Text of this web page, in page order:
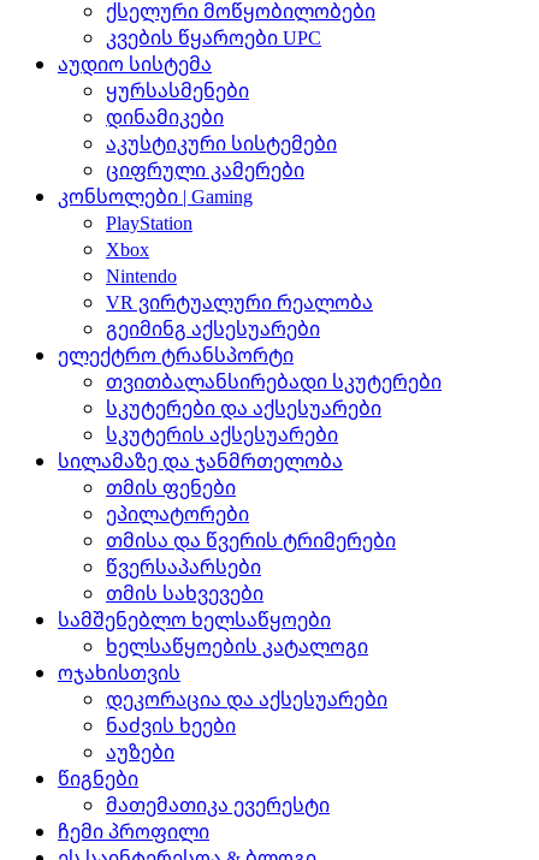
ქსელური მოწყობილობები
კვების წყაროები UPC
აუდიო სისტემა
ყურსასმენები
დინამიკები
აკუსტიკური სისტემები
ციფრული კამერები
კონსოლები | Gaming
PlayStation
Xbox
Nintendo
VR ვირტუალური რეალობა
გეიმინგ აქსესუარები
ელექტრო ტრანსპორტი
თვითბალანსირებადი სკუტერები
სკუტერები და აქსესუარები
სკუტერის აქსესუარები
სილამაზე და ჯანმრთელობა
თმის ფენები
ეპილატორები
თმისა და წვერის ტრიმერები
წვერსაპარსები
თმის სახვევები
სამშენებლო ხელსაწყოები
ხელსაწყოების კატალოგი
ოჯახისთვის
დეკორაცია და აქსესუარები
ნაძვის ხეები
აუზები
წიგნები
მათემათიკა ევერესტი
ჩემი პროფილი